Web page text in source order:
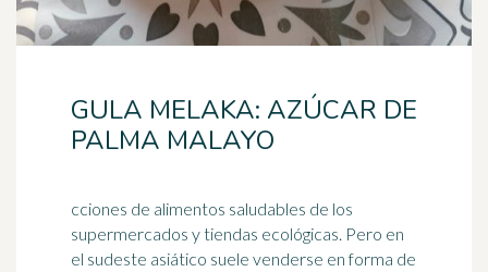
GULA MELAKA: AZÚCAR DE
PALMA MALAYO
cciones de alimentos saludables de los
supermercados y tiendas ecológicas. Pero en
el sudeste asiático suele venderse en forma de